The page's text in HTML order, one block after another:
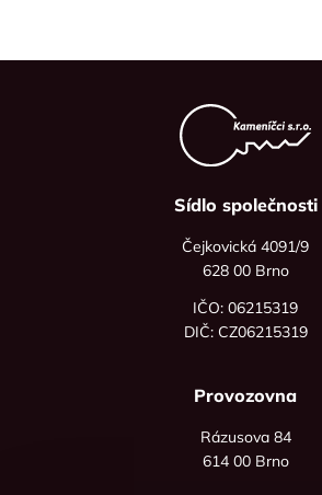
Sídlo společnosti
Čejkovická 4091/9
628 00 Brno
IČO: 06215319
DIČ: CZ06215319
Provozovna
Rázusova 84
614 00 Brno